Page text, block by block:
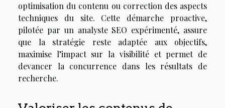
optimisation du contenu ou correction des aspects
techniques du site. Cette démarche proactive,
pilotée par un analyste SEO expérimenté, assure
que la stratégie reste adaptée aux objectifs,
maximise l’impact sur la visibilité et permet de
devancer la concurrence dans les résultats de
recherche.